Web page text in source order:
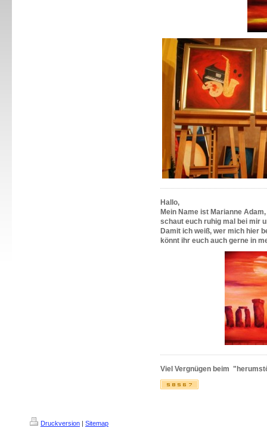
Hallo,
Mein Name ist Marianne Adam,
schaut euch ruhig mal bei mir
Damit ich weiß, wer mich hier
könnt ihr euch auch gerne in
Viel Vergnügen beim
Druckversion | Sitemap